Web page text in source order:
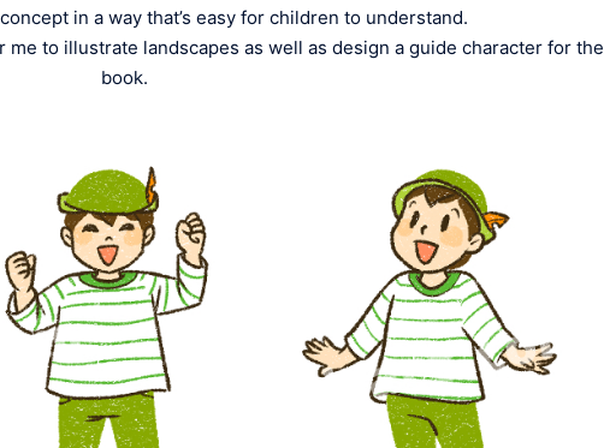
in a way that’s easy for children to understand.
to illustrate landscapes as well as design a guide character for the
book.